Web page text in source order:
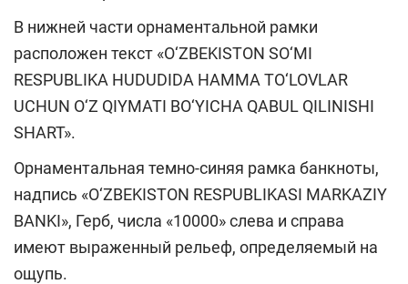
В нижней части орнаментальной рамки
расположен текст «O‘ZBEKISTON SO‘MI
RESPUBLIKA HUDUDIDA HAMMA TO‘LOVLAR
UCHUN O‘Z QIYMATI BO‘YICHA QABUL QILINISHI
SHART».
Орнаментальная темно-синяя рамка банкноты,
надпись «O‘ZBEKISTON RESPUBLIKASI MARKAZIY
BANKI», Герб, числа «10000» слева и справа
имеют выраженный рельеф, определяемый на
ощупь.